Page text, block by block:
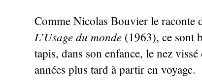
Comme Nicolas Bouvier le raconte
L’Usage du monde(1963), ce sont
tapis, dans son enfance, le nez
années plus tard à partir en voyage.